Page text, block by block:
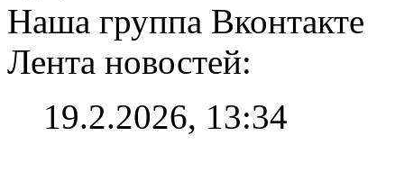
Наша группа Вконтакте
Лента новостей:
19.2.2026, 13:34